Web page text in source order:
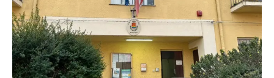
POLITICA
ECONOMIA